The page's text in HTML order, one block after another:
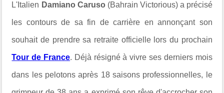
L'Italien Damiano Caruso (Bahrain Victorious) a précisé
les contours de sa fin de carrière en annonçant son
souhait de prendre sa retraite officielle lors du prochain
Tour de France. Déjà résigné à vivre ses derniers mois
dans les pelotons après 18 saisons professionnelles, le